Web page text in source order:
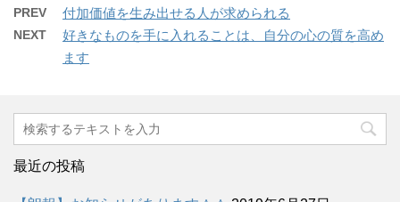
PREV 付加価値を生み出せる人が求められる
NEXT
好きなものを手に入れることは、自分の心の質を高め
ます
最近の投稿